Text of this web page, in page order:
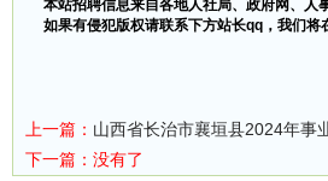
本站招聘信息来自各地人社局、政府网、人
如果有侵犯版权请联系下方站长qq，我们将
上一篇： 山西省长治市襄垣县2024年事
下一篇：没有了